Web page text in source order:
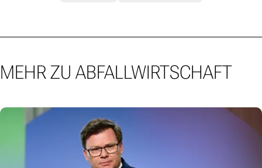
MEHR ZU ABFALLWIRTSCHAFT